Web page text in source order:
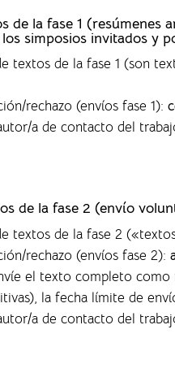
de la fase 1
simposios invitados y
textos de la fase 1 (son
rechazo (envíos fase 1):
a de contacto del
de la fase 2 (envío
textos de la fase 2
rechazo (envíos fase 2):
el texto completo
la fecha límite de
a de contacto del